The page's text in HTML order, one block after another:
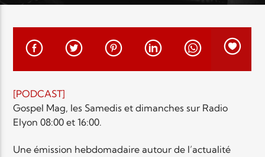
EN CE MOMENT
TITRE
ARTISTE
[PODCAST]
Gospel Mag, les Samedis et dimanches sur Radio
Elyon 08:00 et 16:00.
Une émission hebdomadaire autour de l’actualité